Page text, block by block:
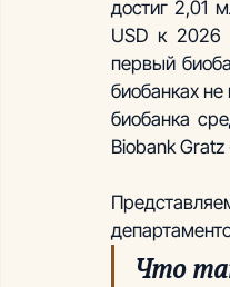
Wellness-центр
Аналитика, термы
достиг 2,01
USD к 2026
первый
биобанках
биобанка
Biobank
Что